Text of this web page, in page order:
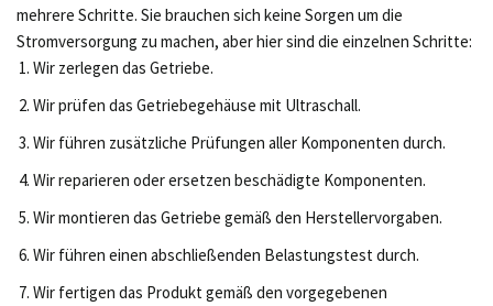
mehrere Schritte. Sie brauchen sich keine Sorgen um die
Stromversorgung zu machen, aber hier sind die einzelnen Schritte:
Wir zerlegen das Getriebe.
Wir prüfen das Getriebegehäuse mit Ultraschall.
Wir führen zusätzliche Prüfungen aller Komponenten durch.
Wir reparieren oder ersetzen beschädigte Komponenten.
Wir montieren das Getriebe gemäß den Herstellervorgaben.
Wir führen einen abschließenden Belastungstest durch.
Wir fertigen das Produkt gemäß den vorgegebenen